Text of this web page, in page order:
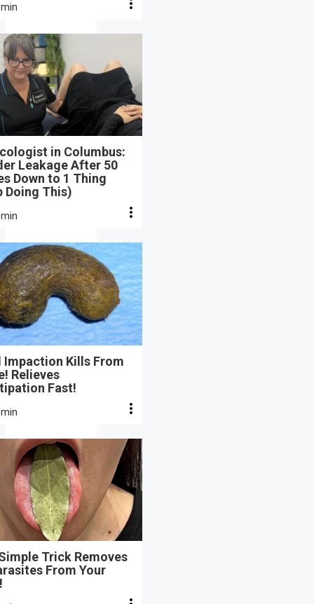
in Columbus:
Leakage After 50
Down to 1 Thing
Doing This)
Impaction Kills From
Relieves
Fast!
Trick Removes
From Your